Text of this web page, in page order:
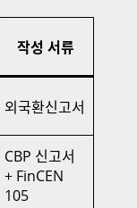
작성 서류
외국환신고서
CBP 신고서
+ FinCEN
105